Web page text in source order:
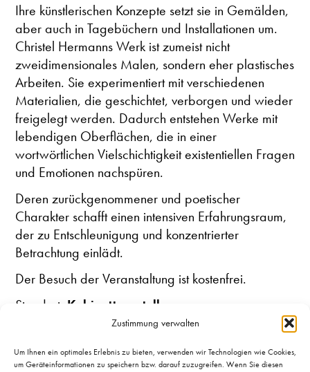
Zustimmung verwalten
Um Ihnen ein optimales Erlebnis zu bieten, verwenden wir Technologien wie Cookies,
um Geräteinformationen zu speichern bzw. darauf zuzugreifen. Wenn Sie diesen
Ihre künstlerischen Konzepte setzt sie in Gemälden,
aber auch in Tagebüchern und Installationen um.
Christel Hermanns Werk ist zumeist nicht
zweidimensionales Malen, sondern eher plastisches
Arbeiten. Sie experimentiert mit verschiedenen
Materialien, die geschichtet, verborgen und wieder
freigelegt werden. Dadurch entstehen Werke mit
lebendigen Oberflächen, die in einer
wortwörtlichen Vielschichtigkeit existentiellen Fragen
und Emotionen nachspüren.
Deren zurückgenommener und poetischer
Charakter schafft einen intensiven Erfahrungsraum,
der zu Entschleunigung und konzentrierter
Betrachtung einlädt.
Der Besuch der Veranstaltung ist kostenfrei.
Standort: Kabinettausstellung